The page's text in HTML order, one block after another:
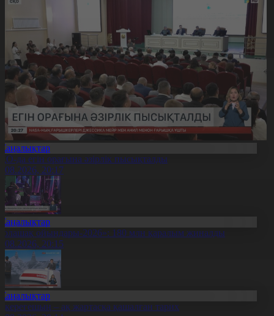
да егін орағына әзірлік пысықталды
20:17
ойындары-2026»: 180 млн қаралым жиналды
20:15
– ақ жартасқа қашалған тарих